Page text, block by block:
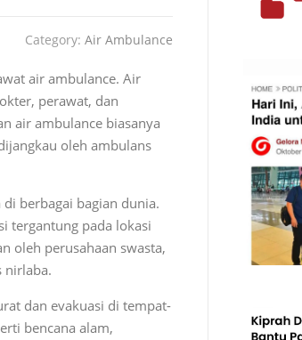
Category: Air Ambulance
air ambulance. Air
perawat, dan
air ambulance biasanya
oleh ambulans
berbagai bagian dunia.
tergantung pada lokasi
oleh perusahaan swasta,
nirlaba.
dan evakuasi di tempat-
bencana alam,